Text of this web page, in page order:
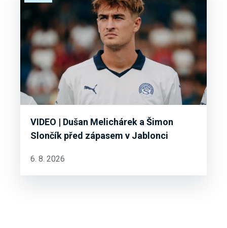
VIDEO | Dušan Melichárek a Šimon
Slončík před zápasem v Jablonci
6. 8. 2026